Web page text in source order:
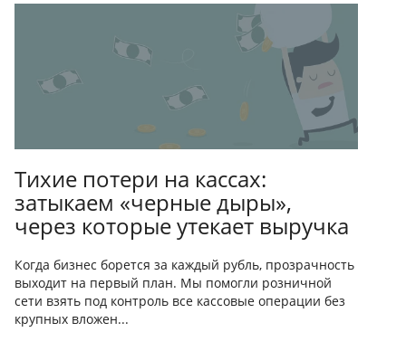
Тихие потери на кассах:
затыкаем «черные дыры»,
через которые утекает выручка
Когда бизнес борется за каждый рубль, прозрачность
выходит на первый план. Мы помогли розничной
сети взять под контроль все кассовые операции без
крупных вложен...